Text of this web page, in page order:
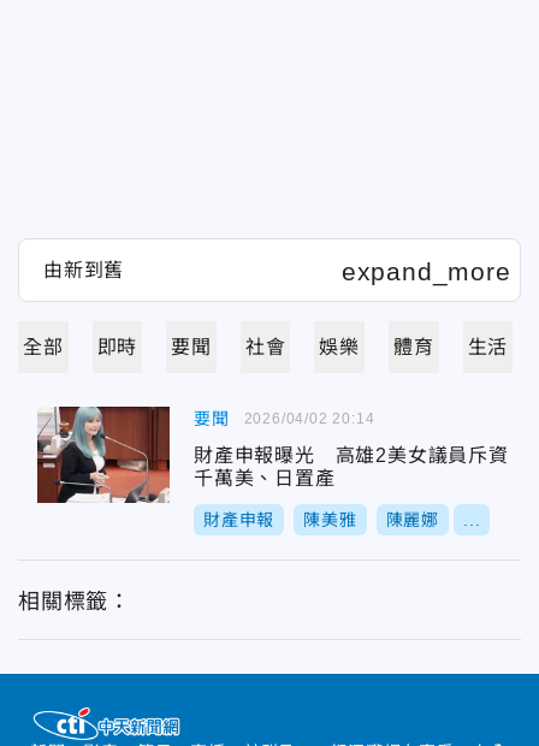
全部 即時 要聞 社會 娛樂 體育 生活
要聞
財產申報曝光 高雄2美女議員斥資
千萬美、日置產
財產申報 陳美雅 陳麗娜
2026/04/02 20:14
相關標籤：